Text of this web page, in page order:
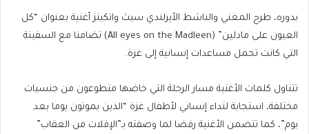
بدوره، طرح المغني والناشط الأيرلندي سيث واتكينز أغنية بعنوان “كل
العيون على مادلين” (All eyes on the Madleen) تضامنا مع السفينة
التي كانت تحمل مساعدات إنسانية إلى غزة.
تتناول كلمات الأغنية مسار الرحلة التي خاضها متطوعون من جنسيات
مختلفة، استجابة لنداء إنساني لأطفال غزة “الذين يموتون يوما بعد
يوم”، كما تتضمن الأغنية رفضا لما وصفته بـ”الإفلات من العقاب”